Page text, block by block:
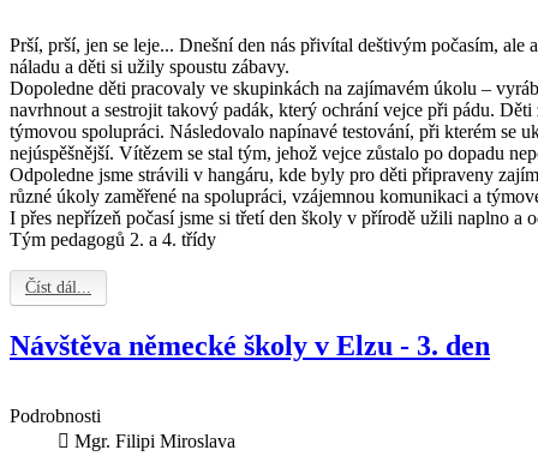
Prší, prší, jen se leje... Dnešní den nás přivítal deštivým počasím,
náladu a děti si užily spoustu zábavy.
Dopoledne děti pracovaly ve skupinkách na zajímavém úkolu –
navrhnout a sestrojit takový padák, který ochrání vejce při pádu.
týmovou spolupráci. Následovalo napínavé testování, při kterém se
nejúspěšnější. Vítězem se stal tým, jehož vejce zůstalo po dopadu
Odpoledne jsme strávili v hangáru, kde byly pro děti připraveny
různé úkoly zaměřené na spolupráci, vzájemnou komunikaci a
I přes nepřízeň počasí jsme si třetí den školy v přírodě užili naplno a
Tým pedagogů 2. a 4. třídy
Číst dál...
Návštěva německé školy v Elzu - 3. den
Podrobnosti
Mgr. Filipi Miroslava